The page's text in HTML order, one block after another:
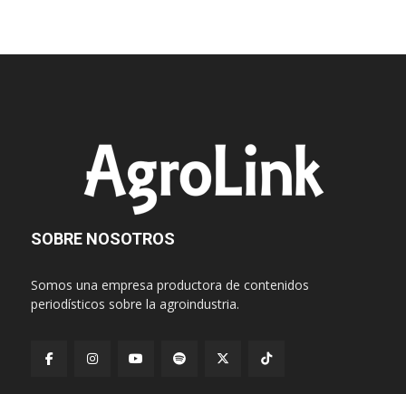
SOBRE NOSOTROS
Somos una empresa productora de contenidos
periodísticos sobre la agroindustria.